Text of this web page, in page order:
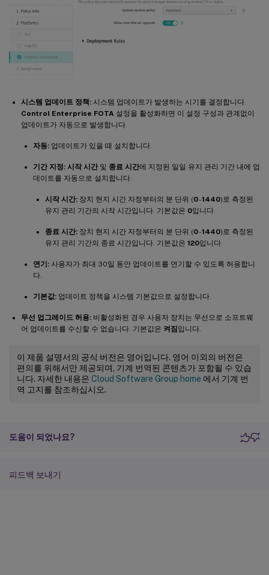
시스템 업데이트 정책: 시스템 업데이트가 발생하는 시기를 결정합니다.
Control Enterprise FOTA 설정을 활성화하면 이 설정 구성과 관계없이
업데이트가 자동으로 발생합니다.
자동: 업데이트가 있을 때 설치합니다.
기간 지정: 시작 시간 및 종료 시간에 지정된 일일 유지 관리 기간 내에 업
데이트를 자동으로 설치합니다.
시작 시간: 장치 현지 시간 자정부터의 분 단위 (0-1440)로 측정된
유지 관리 기간의 시작 시간입니다. 기본값은 0입니다.
종료 시간: 장치 현지 시간 자정부터의 분 단위 (0-1440)로 측정된
유지 관리 기간의 종료 시간입니다. 기본값은 120입니다.
연기: 사용자가 최대 30일 동안 업데이트를 연기할 수 있도록 허용합니
다.
기본값: 업데이트 정책을 시스템 기본값으로 설정합니다.
무선 업그레이드 허용: 비활성화된 경우 사용자 장치는 무선으로 소프트웨
어 업데이트를 수신할 수 없습니다. 기본값은 켜짐 입니다.
이 제품 설명서의 공식 버전은 영어입니다. 영어 이외의 버전은
편의를 위해서만 제공되며, 기계 번역된 콘텐츠가 포함될 수 있습
니다. 자세한 내용은 Cloud Software Group home 에서 기계 번
역 고지를 참조하십시오.
도움이 되었나요?
피드백 보내기